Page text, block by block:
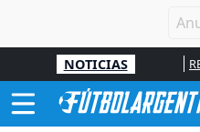
NOTICIAS